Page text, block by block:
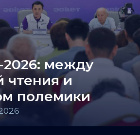
2026: между
чтения и
полемики